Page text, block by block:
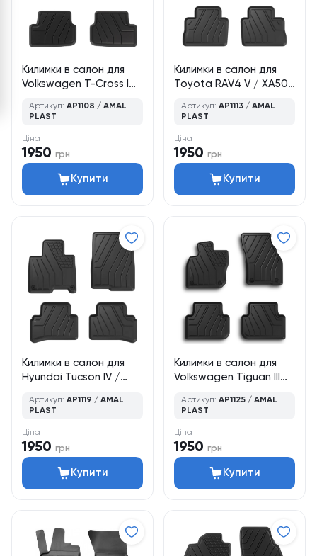
Килимки в салон для
Volkswagen T-Cross I
кросовер, 4 шт., Amal
Артикул: AP1108 / AMAL
PLAST
Ціна
1950 грн
Купити
Килимки в салон для
Toyota RAV4 V / XA50
4 шт., Amal Plast
Артикул: AP1113 / AMAL
PLAST
Ціна
1950 грн
Купити
Килимки в салон для
Hyundai Tucson IV /
кросовер, 4 шт., Amal
Артикул: AP1119 / AMAL
PLAST
Ціна
1950 грн
Купити
Килимки в салон для
Volkswagen Tiguan III
кросовер, 4 шт., Amal
Артикул: AP1125 / AMAL
PLAST
Ціна
1950 грн
Купити